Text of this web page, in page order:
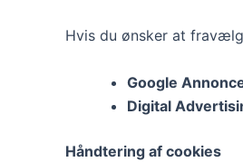
Hvis du ønsker at
Google
Digital
Håndtering af cookies